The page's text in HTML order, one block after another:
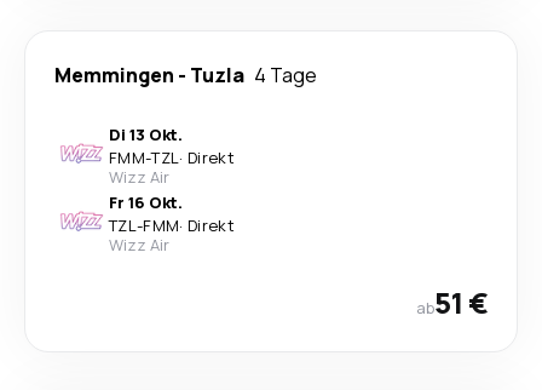
Memmingen - Tuzla 4 Tage
Di 13 Okt.
FMM-TZL· Direkt
Wizz Air
Fr 16 Okt.
TZL-FMM· Direkt
Wizz Air
ab51 €